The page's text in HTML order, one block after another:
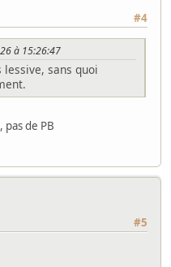
#4
à 15:26:47
sans quoi
de PB
#5